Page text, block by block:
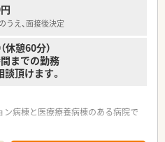
り、週20時間以上働くことでしっか
元される環境です。
アップできるのが魅力です。
うえ、面接後決定
休憩60分）
までの勤務
頂けます。
病棟と医療療養病棟のある病院で